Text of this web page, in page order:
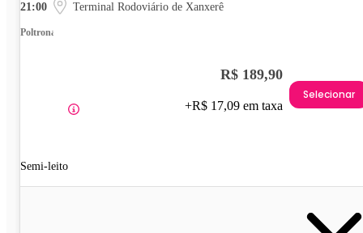
21:00 Terminal Rodoviário de Xanxerê
Poltrona
Semi-leito
R$ 189,90
+R$ 17,09 em taxa
Selecionar